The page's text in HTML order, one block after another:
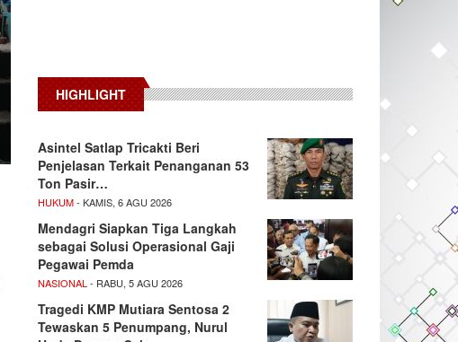
HIGHLIGHT
Asintel Satlap Tricakti Beri
Penjelasan Terkait Penanganan 53
Ton Pasir…
HUKUM- KAMIS, 6 AGU 2026
Mendagri Siapkan Tiga Langkah
sebagai Solusi Operasional Gaji
Pegawai Pemda
NASIONAL - RABU, 5 AGU 2026
Tragedi KMP Mutiara Sentosa 2
Tewaskan 5 Penumpang, Nurul